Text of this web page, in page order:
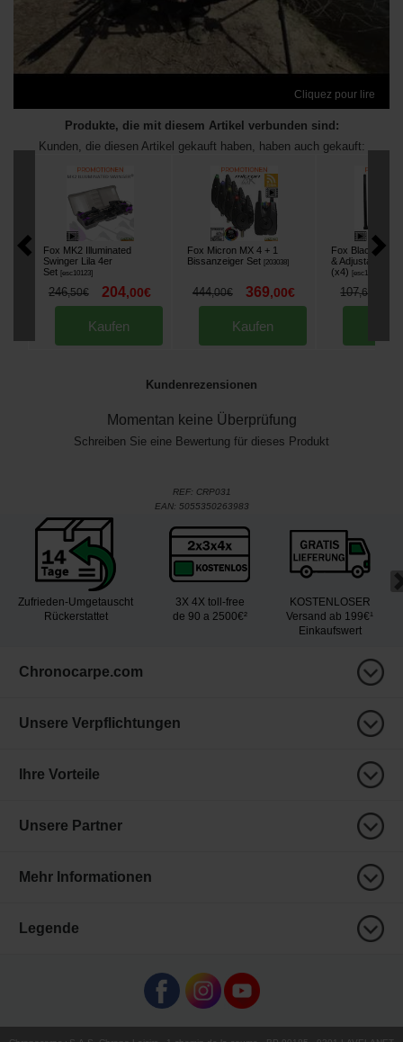
Cliquez pour lire
Produkte, die mit diesem Artikel verbunden sind:
Kunden, die diesen Artikel gekauft haben, haben auch gekauft:
Fox MK2 Illuminated
Swinger Lila 4er
Set [esc10123]
246,50€ 204,00€
Kaufen
Fox Micron MX 4 + 1
Bissanzeiger Set [203038]
444,00€ 369,00€
Kaufen
Fox Black
& Adjustable
(x4)
[esc14507
107,60
Kundenrezensionen
Momentan keine Überprüfung
Schreiben Sie eine Bewertung für dieses Produkt
REF: CRP031
EAN: 5055350263983
Zufrieden-Umgetauscht
Rückerstattet
3X 4X toll-free
de 90 a 2500€²
KOSTENLOSER
Versand ab 199€¹
Einkaufswert
Chronocarpe.com
Unsere Verpflichtungen
Ihre Vorteile
Unsere Partner
Mehr Informationen
Legende